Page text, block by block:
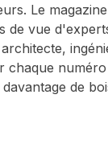
Le
de vue
de